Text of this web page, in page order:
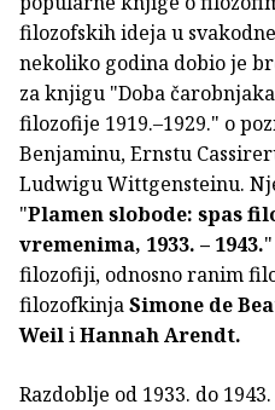
filozofskih ideja u
nekoliko godina dobio je
za knjigu "Doba
filozofije 1919.–1929." o
Benjaminu, Ernstu
Ludwigu Wittgensteinu.
"Plamen slobode: spas
vremenima, 1933. – 1943.
filozofiji, odnosno ranim
filozofkinjaSimone de
WeiliHannah Arendt.
Razdoblje od 1933. do